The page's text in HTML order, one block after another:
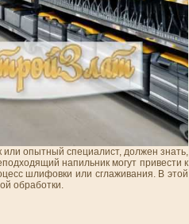
опытный специалист, должен знать,
напильник могут привести к
шлифовки или сглаживания. В этой
обработки.